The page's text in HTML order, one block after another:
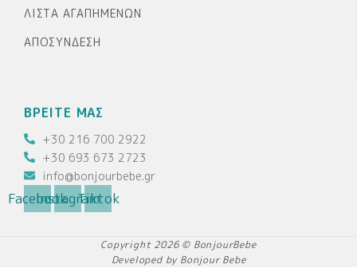
ΛΊΣΤΑ ΑΓΑΠΗΜΈΝΩΝ
ΑΠΟΣΎΝΔΕΣΗ
ΒΡΕΙΤΕ ΜΑΣ
+30 216 700 2922
+30 693 673 2723
info@bonjourbebe.gr
FacebookInstagramTiktok
Copyright 2026 © BonjourBebe
Developed by Bonjour Bebe